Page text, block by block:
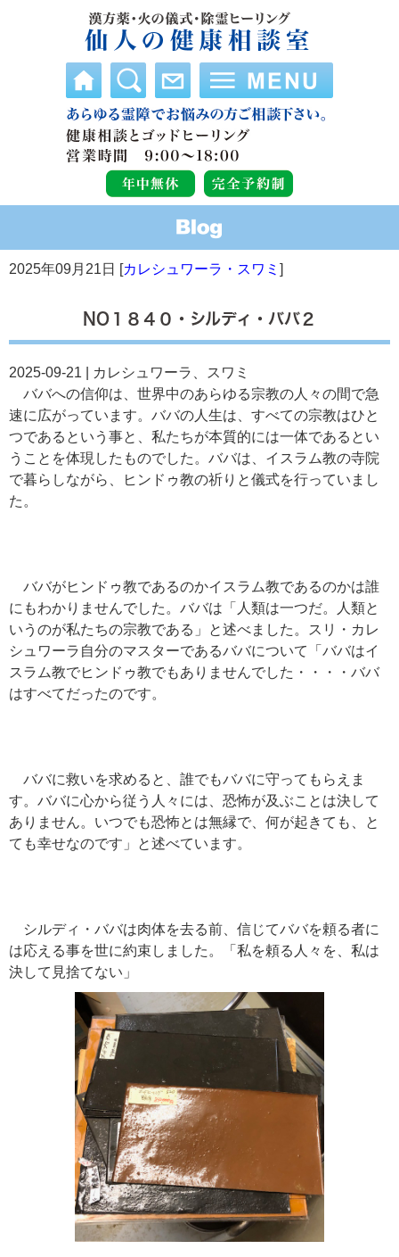
2025年09月21日 [カレシュワーラ・スワミ ]
NO１８４０・シルディ・ババ２
2025-09-21 | カレシュワーラ、スワミ
ババへの信仰は、世界中のあらゆる宗教の人々の間で急
速に広がっています。ババの人生は、すべての宗教はひと
つであるという事と、私たちが本質的には一体であるとい
うことを体現したものでした。ババは、イスラム教の寺院
で暮らしながら、ヒンドゥ教の祈りと儀式を行っていまし
た。
ババがヒンドゥ教であるのかイスラム教であるのかは誰
にもわかりませんでした。ババは「人類は一つだ。人類と
いうのが私たちの宗教である」と述べました。スリ・カレ
シュワーラ自分のマスターであるババについて「ババはイ
スラム教でヒンドゥ教でもありませんでした・・・・ババ
はすべてだったのです。
ババに救いを求めると、誰でもババに守ってもらえま
す。ババに心から従う人々には、恐怖が及ぶことは決して
ありません。いつでも恐怖とは無縁で、何が起きても、と
ても幸せなのです」と述べています。
シルディ・ババは肉体を去る前、信じてババを頼る者に
は応える事を世に約束しました。「私を頼る人々を、私は
決して見捨てない」